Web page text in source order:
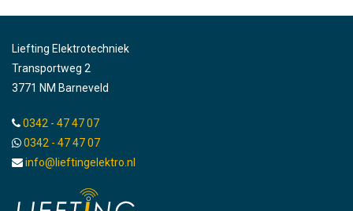
Liefting Elektrotechniek
Transportweg 2
3771 NM Barneveld
0342 - 47 47 07
0342 - 47 47 07
info@lieftingelektro.nl